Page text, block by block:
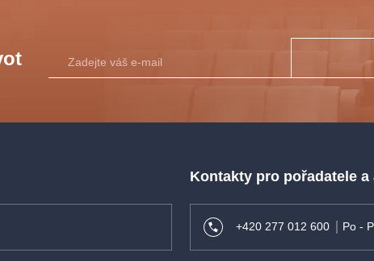
- J.H.
Kontakty pro pořadatele a
+420 277 012 600 Po -